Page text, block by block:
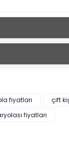
fiyatları çift
fiyatları